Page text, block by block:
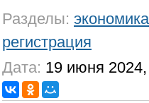
Разделы: экономика
регистрация
Дата: 19 июня